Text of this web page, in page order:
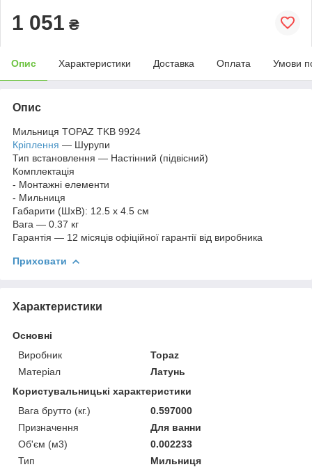
1 051 ₴
Опис Характеристики Доставка Оплата Умови
Опис
Мильниця TOPAZ TKB 9924
Кріплення — Шурупи
Тип встановлення — Настінний (підвісний)
Комплектація
- Монтажні елементи
- Мильниця
Габарити (ШхВ): 12.5 х 4.5 см
Вага — 0.37 кг
Гарантія — 12 місяців офіційної гарантії від виробника
Приховати
Характеристики
Основні
Виробник
Topaz
Матеріал
Латунь
Користувальницькі характеристики
Вага брутто (кг.)
0.597000
Призначення
Для ванни
Об'єм (м3)
0.002233
Тип
Мильниця